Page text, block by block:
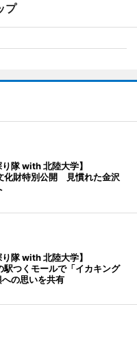
プ
り隊 with 北陸大学】
財特別公開 見慣れた金沢
り隊 with 北陸大学】
つくモールで「イカキング
の思いを共有